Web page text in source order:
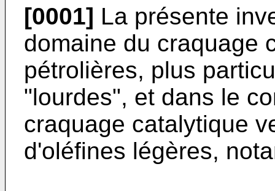
[0001] La présente
domaine du craquage
pétrolières, plus
"lourdes", et dans le
craquage catalytique
d'oléfines légères,